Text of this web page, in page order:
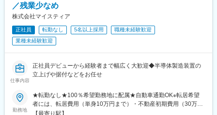
／残業少なめ
株式会社マイスティア
正社員 転勤なし 5名以上採用
職種未経験歓迎
業種未経験歓迎
仕事内容
正社員デビューから経験者まで幅広く大歓迎◆半導体製造装置の
立上げや据付などをお任せ
勤務地
★転勤なし★100％希望勤務地に配属★自動車通勤OK※転居希望
者には、転居費用（単身10万円まで）・不動産初期費用（30万円
まで）・移動費用全額補助◆岩手県◆神奈川県◆山梨県◆愛知県
【最寄り駅】